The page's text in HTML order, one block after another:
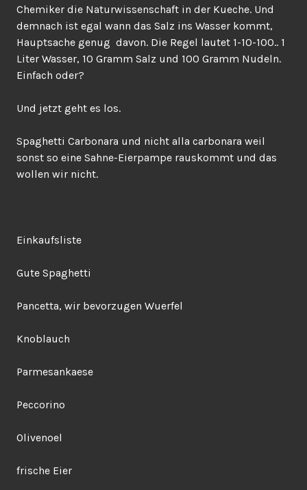
Chemiker die Naturwissenschaft in der Kueche. Und
demnach ist egal wann das Salz ins Wasser kommt,
Hauptsache genug davon. Die Regel lautet 1-10-100.. 1
Liter Wasser, 10 Gramm Salz und 100 Gramm Nudeln.
Einfach oder?
Und jetzt geht es los.
Spaghetti Carbonara und nicht alla carbonara weil
sonst so eine Sahne-Eierpampe rauskommt und das
wollen wir nicht.
Einkaufsliste
Gute Spaghetti
Pancetta, wir bevorzugen Wuerfel
Knoblauch
Parmesankaese
Peccorino
Olivenoel
frische Eier